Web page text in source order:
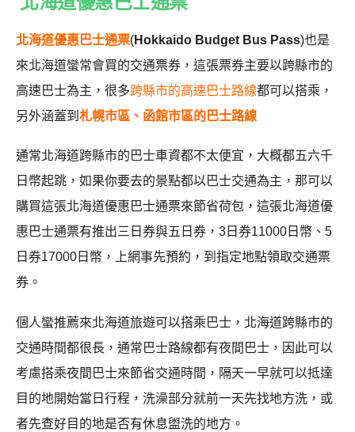
北海道優惠巴士通票(Hokkaido Budget Bus Pass)也是
來北海道蠻常會買的交通票券，這張票券主要以跨縣市的
高速巴士為主，很多跨縣市的高速巴士路線都可以搭乘，
另外涵蓋到 札幌市區、函館市區的巴士路線
通常北海道跨縣市的巴士車資都不太便宜，大概都五六千
日幣起跳，如果你要去的景點都以巴士交通為主，那可以
購買這張北海道優惠巴士通票來節省荷包，這張北海道優
惠巴士通票有推出三日券與五日券，3日券11000日幣、5
日券17000日幣，上網事先預約，到指定地點領取交通票
券。
個人蠻推薦來北海道旅遊可以搭乘巴士，北海道跨縣市的
交通時間都很長，通常巴士路線都有夜間巴士，因此可以
考慮搭乘夜間巴士來節省交通時間，隔天一早就可以抵達
目的地開始當日行程，洗澡部分就前一天先找地方洗，或
者先查好目的地是否有休息盥洗的地方。